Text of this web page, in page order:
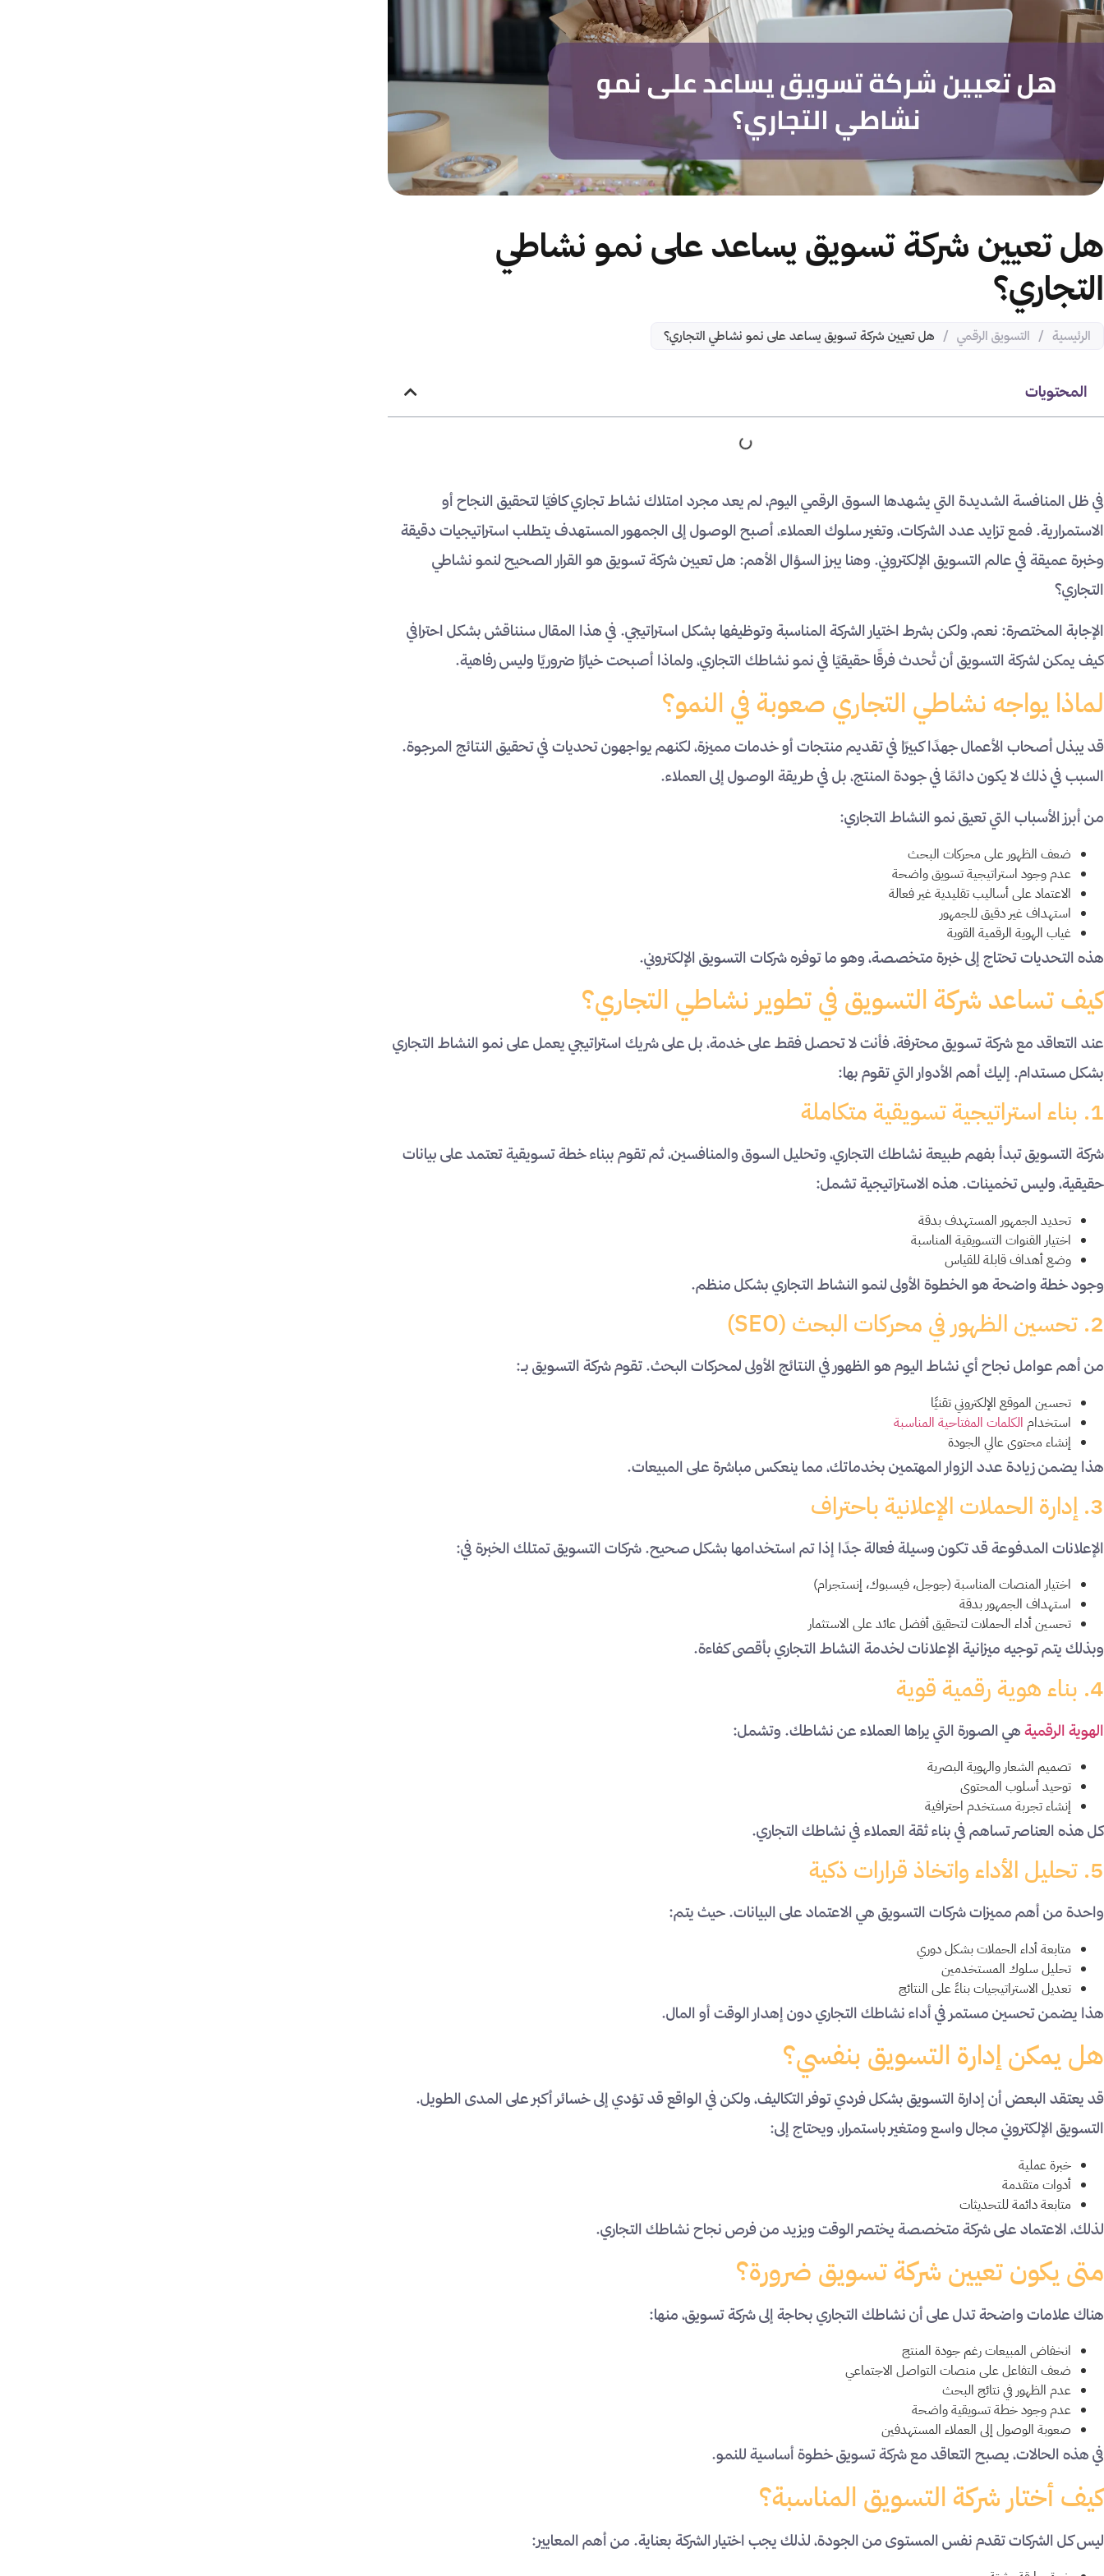
هل تعيين شركة تسويق يساعد على نمو نشاطي
التجاري؟
الرئيسية / التسويق الرقمي / هل تعيين شركة تسويق يساعد على نمو نشاطي التجاري؟
المحتويات
في ظل المنافسة الشديدة التي يشهدها السوق الرقمي اليوم، لم يعد مجرد امتلاك نشاط تجاري كافيًا لتحقيق النجاح أو
الاستمرارية. فمع تزايد عدد الشركات، وتغير سلوك العملاء، أصبح الوصول إلى الجمهور المستهدف يتطلب استراتيجيات دقيقة
وخبرة عميقة في عالم التسويق الإلكتروني. وهنا يبرز السؤال الأهم: هل تعيين شركة تسويق هو القرار الصحيح لنمو نشاطي
التجاري؟
الإجابة المختصرة: نعم، ولكن بشرط اختيار الشركة المناسبة وتوظيفها بشكل استراتيجي. في هذا المقال سنناقش بشكل احترافي
كيف يمكن لشركة التسويق أن تُحدث فرقًا حقيقيًا في نمو نشاطك التجاري، ولماذا أصبحت خيارًا ضروريًا وليس رفاهية.
لماذا يواجه نشاطي التجاري صعوبة في النمو؟
قد يبذل أصحاب الأعمال جهدًا كبيرًا في تقديم منتجات أو خدمات مميزة، لكنهم يواجهون تحديات في تحقيق النتائج المرجوة.
السبب في ذلك لا يكون دائمًا في جودة المنتج، بل في طريقة الوصول إلى العملاء.
من أبرز الأسباب التي تعيق نمو النشاط التجاري:
ضعف الظهور على محركات البحث
عدم وجود استراتيجية تسويق واضحة
الاعتماد على أساليب تقليدية غير فعالة
استهداف غير دقيق للجمهور
غياب الهوية الرقمية القوية
هذه التحديات تحتاج إلى خبرة متخصصة، وهو ما توفره شركات التسويق الإلكتروني.
كيف تساعد شركة التسويق في تطوير نشاطي التجاري؟
عند التعاقد مع شركة تسويق محترفة، فأنت لا تحصل فقط على خدمة، بل على شريك استراتيجي يعمل على نمو النشاط التجاري
بشكل مستدام. إليك أهم الأدوار التي تقوم بها:
1. بناء استراتيجية تسويقية متكاملة
شركة التسويق تبدأ بفهم طبيعة نشاطك التجاري، وتحليل السوق والمنافسين، ثم تقوم ببناء خطة تسويقية تعتمد على بيانات
حقيقية، وليس تخمينات. هذه الاستراتيجية تشمل:
تحديد الجمهور المستهدف بدقة
اختيار القنوات التسويقية المناسبة
وضع أهداف قابلة للقياس
وجود خطة واضحة هو الخطوة الأولى لنمو النشاط التجاري بشكل منظم.
2. تحسين الظهور في محركات البحث (SEO)
من أهم عوامل نجاح أي نشاط اليوم هو الظهور في النتائج الأولى لمحركات البحث. تقوم شركة التسويق بـ:
تحسين الموقع الإلكتروني تقنيًا
استخدام الكلمات المفتاحية المناسبة
إنشاء محتوى عالي الجودة
هذا يضمن زيادة عدد الزوار المهتمين بخدماتك، مما ينعكس مباشرة على المبيعات.
3. إدارة الحملات الإعلانية باحتراف
الإعلانات المدفوعة قد تكون وسيلة فعالة جدًا إذا تم استخدامها بشكل صحيح. شركات التسويق تمتلك الخبرة في:
اختيار المنصات المناسبة (جوجل، فيسبوك، إنستجرام)
استهداف الجمهور بدقة
تحسين أداء الحملات لتحقيق أفضل عائد على الاستثمار
وبذلك يتم توجيه ميزانية الإعلانات لخدمة النشاط التجاري بأقصى كفاءة.
4. بناء هوية رقمية قوية
الهوية الرقمية هي الصورة التي يراها العملاء عن نشاطك. وتشمل:
تصميم الشعار والهوية البصرية
توحيد أسلوب المحتوى
إنشاء تجربة مستخدم احترافية
كل هذه العناصر تساهم في بناء ثقة العملاء في نشاطك التجاري.
5. تحليل الأداء واتخاذ قرارات ذكية
واحدة من أهم مميزات شركات التسويق هي الاعتماد على البيانات. حيث يتم:
متابعة أداء الحملات بشكل دوري
تحليل سلوك المستخدمين
تعديل الاستراتيجيات بناءً على النتائج
هذا يضمن تحسين مستمر في أداء نشاطك التجاري دون إهدار الوقت أو المال.
هل يمكن إدارة التسويق بنفسي؟
قد يعتقد البعض أن إدارة التسويق بشكل فردي توفر التكاليف، ولكن في الواقع قد تؤدي إلى خسائر أكبر على المدى الطويل.
التسويق الإلكتروني مجال واسع ومتغير باستمرار، ويحتاج إلى:
خبرة عملية
أدوات متقدمة
متابعة دائمة للتحديثات
لذلك، الاعتماد على شركة متخصصة يختصر الوقت ويزيد من فرص نجاح نشاطك التجاري.
متى يكون تعيين شركة تسويق ضرورة؟
هناك علامات واضحة تدل على أن نشاطك التجاري بحاجة إلى شركة تسويق، منها:
انخفاض المبيعات رغم جودة المنتج
ضعف التفاعل على منصات التواصل الاجتماعي
عدم الظهور في نتائج البحث
عدم وجود خطة تسويقية واضحة
صعوبة الوصول إلى العملاء المستهدفين
في هذه الحالات، يصبح التعاقد مع شركة تسويق خطوة أساسية للنمو.
كيف أختار شركة التسويق المناسبة؟
ليس كل الشركات تقدم نفس المستوى من الجودة، لذلك يجب اختيار الشركة بعناية. من أهم المعايير: